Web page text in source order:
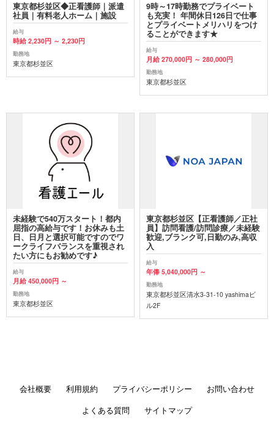
東京都杉並区◆正看護師｜派遣
社員｜有料老人ホーム｜施設
給与
時給 2,230円 ～ 2,230円
勤務地
東京都杉並区
9時～17時勤務でプライベート
も充実！ 年間休日126日で仕事
とプライベートメリハリをつけ
ることができます★
給与
月給 270,000円 ～ 280,000円
勤務地
東京都杉並区
未経験で540万スタート！都内
屈指の高給与です！お休みも土
日、日月と選択可能ですのでワ
ークライフバランスを重視され
たい方にもお勧めです♪
給与
月給 450,000円 ～
勤務地
東京都杉並区
東京都杉並区【正看護師／正社
員】訪問看護/訪問診療／未経験
歓迎,ブランク可,日勤のみ,高収
入
給与
年俸 5,040,000円 ～
勤務地
東京都杉並区清水3-31-10 yashimaビ
ル2F
会社概要 利用規約 プライバシーポリシー
お問い合わせ
よくある質問
サイトマップ